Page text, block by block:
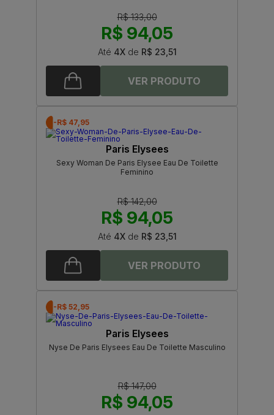
R$ 133,00
R$ 94,05
Até 4Xde R$ 23,51
-R$ 47,95
Paris Elysees
Sexy Woman De Paris Elysee Eau De Toilette
Feminino
R$ 142,00
R$ 94,05
Até 4Xde R$ 23,51
-R$ 52,95
Paris Elysees
Nyse De Paris Elysees Eau De Toilette Masculino
R$ 147,00
R$ 94,05